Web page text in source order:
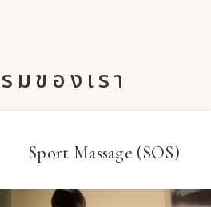
มของเรา
Sport Massage (SOS)